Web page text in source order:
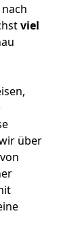
viel
über